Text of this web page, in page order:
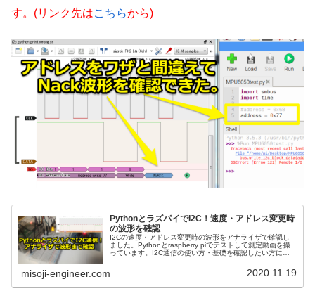
す。(リンク先はこちらから)
PythonとラズパイでI2C！速度・アドレス変更時
の波形を確認
I2Cの速度・アドレス変更時の波形をアナライザで確認し
ました。Pythonとraspberry piでテストして測定動画を撮
っています。I2C通信の使い方・基礎を確認したい方にお
misoji-engineer.com 2020.11.19